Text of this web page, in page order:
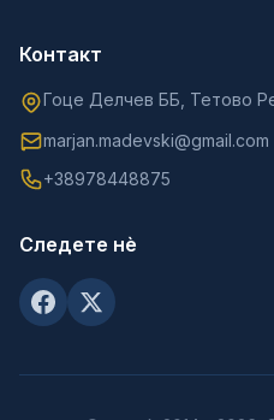
Контакт
Гоце Делчев ББ, Тетово
marjan.madevski@gmail.com
+38978448875
Следете нè